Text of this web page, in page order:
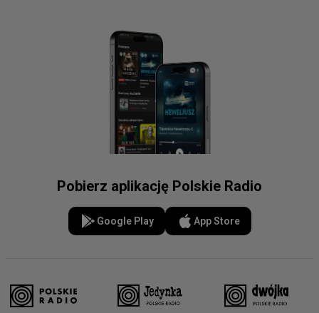
Pobierz aplikację Polskie Radio
Google Play App Store